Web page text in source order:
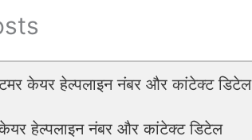
केयर हेल्पलाइन नंबर और कांटेक्ट डिटेल
हेल्पलाइन नंबर और कांटेक्ट डिटेल